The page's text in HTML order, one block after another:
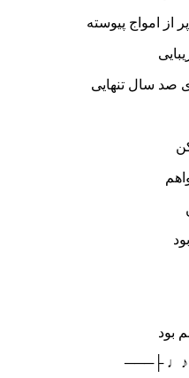
از امواج پیوسته
صد سال تنهایی
بود
────┤